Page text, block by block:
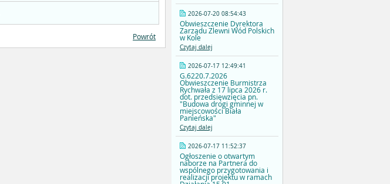
2026-07-20 08:54:43
Obwieszczenie Dyrektora
Zarządu Zlewni Wód Polskich
w Kole
Czytaj dalej
2026-07-17 12:49:41
G.6220.7.2026
Obwieszczenie Burmistrza
Rychwała z 17 lipca 2026 r.
dot. przedsięwzięcia pn.
"Budowa drogi gminnej w
miejscowości Biała
Panieńska"
Czytaj dalej
2026-07-17 11:52:37
Ogłoszenie o otwartym
naborze na Partnera do
wspólnego przygotowania i
realizacji projektu w ramach
Powrót